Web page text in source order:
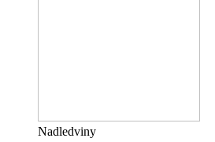
Nadledviny